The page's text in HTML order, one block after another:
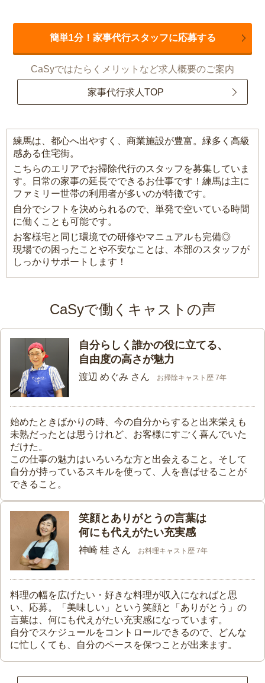
簡単1分！家事代行スタッフに応募する
CaSyではたらくメリットなど求人概要のご案内
家事代行求人TOP
練馬は、都心へ出やすく、商業施設が豊富。緑多く高級
感ある住宅街。
こちらのエリアでお掃除代行のスタッフを募集していま
す。日常の家事の延長でできるお仕事です！練馬は主に
ファミリー世帯の利用者が多いのが特徴です。
自分でシフトを決められるので、単発で空いている時間
に働くことも可能です。
お客様宅と同じ環境での研修やマニュアルも完備◎
現場での困ったことや不安なことは、本部のスタッフが
しっかりサポートします！
CaSyで働くキャストの声
自分らしく誰かの役に立てる、
自由度の高さが魅力
渡辺 めぐみ さん お掃除キャスト歴 7年
始めたときばかりの時、今の自分からすると出来栄えも
未熟だったとは思うけれど、お客様にすごく喜んでいた
だけた。
この仕事の魅力はいろいろな方と出会えること。そして
自分が持っているスキルを使って、人を喜ばせることが
できること。
笑顔とありがとうの言葉は
何にも代えがたい充実感
神崎 桂 さん お料理キャスト歴 7年
料理の幅を広げたい・好きな料理が収入になればと思
い、応募。「美味しい」という笑顔と「ありがとう」の
言葉は、何にも代えがたい充実感になっています。
自分でスケジュールをコントロールできるので、どんな
に忙しくても、自分のペースを保つことが出来ます。